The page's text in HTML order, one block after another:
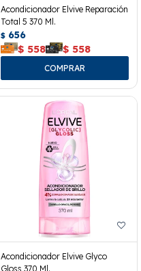
Acondicionador Elvive Reparación
Total 5 370 Ml.
$ 656
$ 558 $ 558
Acondicionador Elvive Glyco
Gloss 370 Ml.